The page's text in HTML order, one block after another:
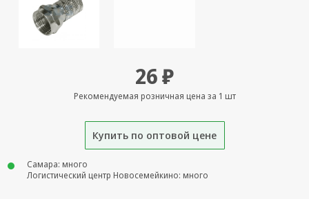
Сетевое
оборудование
Переходники
26 ₽
Рекомендуемая розничная цена за 1 шт
Купить по оптовой цене
Самара: много
Логистический центр Новосемейкино: много